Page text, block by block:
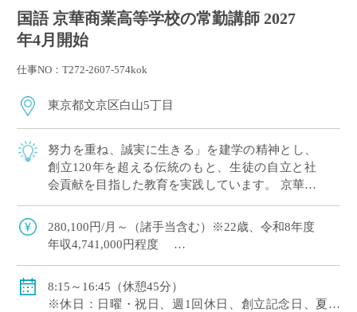
国語 京華商業高等学校の常勤講師 2027
年4月開始
仕事NO：T272-2607-574kok
東京都文京区白山5丁目
努力を重ね、誠実に生きる」を建学の精神とし、
創立120年を超える伝統のもと、生徒の自立と社
会貢献を目指した教育を実践しています。 京華商
動可能性があるため、中学国語免許も必須 […]
280,100円/月～（諸手当含む）※22歳、令和8年度
年収4,741,000円程度
【モデル給与】30歳：月給 353,010円（基本給324,700
円） 年収5,989,000円程度
8:15～16:45（休憩45分）
※休日：日曜・祝日、週1回休日、創立記念日、夏季